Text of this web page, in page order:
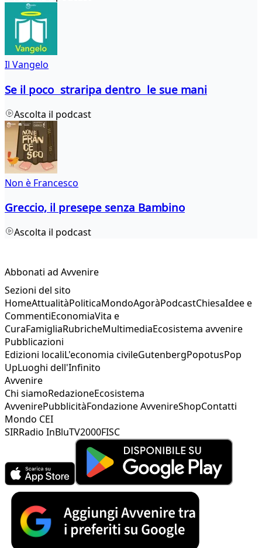
Il Vangelo
Se il poco straripa dentro le sue mani
Ascolta il podcast
Non è Francesco
Greccio, il presepe senza Bambino
Ascolta il podcast
Abbonati ad Avvenire
Sezioni del sito
HomeAttualitàPoliticaMondoAgoràPodcastChiesaIdee e
CommentiEconomiaVita e
CuraFamigliaRubricheMultimediaEcosistema avvenire
Pubblicazioni
Edizioni localiL'economia civileGutenbergPopotusPop
UpLuoghi dell'Infinito
Avvenire
Chi siamoRedazioneEcosistema
AvvenirePubblicitàFondazione AvvenireShopContatti
Mondo CEI
SIRRadio InBluTV2000FISC